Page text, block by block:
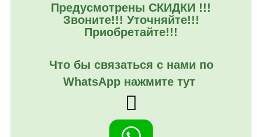
Предусмотрены СКИДКИ !!!
Звоните!!! Уточняйте!!!
Приобретайте!!!
Что бы связаться с нами по
WhatsApp нажмите тут